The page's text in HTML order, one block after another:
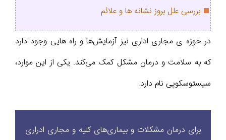
بررسی علل بروز نشانه ها و علائم
در حوزه ی مجاری اداری نیز آزمایش‌ها و راه هایی وجود دارد
که به سلامت و درمان مشکل کمک می‌کند. یکی از این موارد،
سیستوسکوپی نام دارد.
برای درمان مشکلات و بیماری‌های کلیه و مجاری ادراری